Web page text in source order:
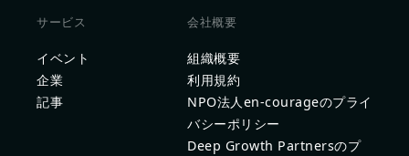
サービス
イベント
企業
記事
会社概要
組織概要
利用規約
NPO法人en-courageのプライ
バシーポリシー
Deep Growth Partnersのプ